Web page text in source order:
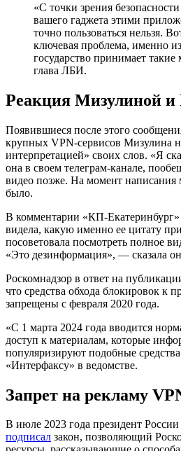
«С точки зрения
вашего гаджета этими
точно пользоваться нельзя.
ключевая проблема, именно
государство принимает
глава ЛБИ.
Реакция Мизулиной и
Появившиеся после этого
крупных VPN-сервисов Мизулина
интерпретацией» своих слов. «Я
она в своем телеграм-канале,
видео позже. На момент написания
было.
В комментарии «КП-
видела, какую именно ее цитату
посоветовала посмотреть полное
«Это дезинформация», ― сказала
Роскомнадзор в ответ на
что средства обхода блокировок к
запрещены с февраля 2020 года.
«С 1 марта 2024 года вводится
доступ к материалам, которые
популяризируют подобные
«Интерфаксу» в ведомстве.
Запрет на рекламу
В июле 2023 года президент
подписал закон, позволяющий